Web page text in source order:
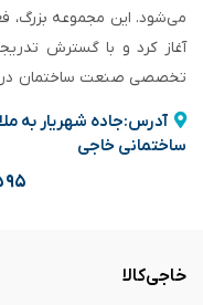
می‌شود. این مجموعه بزرگ،
آغاز کرد و با گسترش
تخصصی صنعت ساختمان در
آدرس:جاده شهریار به
ساختمانی خاجی
خاجی‌کالا